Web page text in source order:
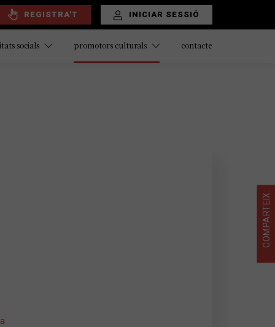
REGISTRA'T INICIAR SESSIÓ
socials promotors culturals contacte
COMPARTEIX: